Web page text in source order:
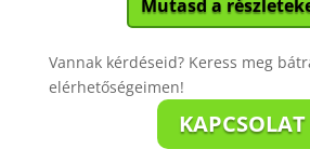
Mutasd a
Vannak kérdéseid? Keress meg
elérhetőségeimen!
KAPCSOLAT